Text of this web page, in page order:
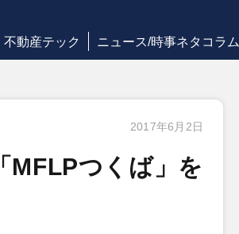
不動産テック ニュース/時事ネタコラム
2017年6月2日
MFLPつくば」を